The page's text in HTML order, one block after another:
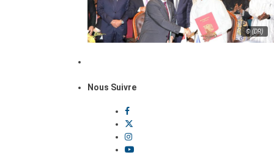
© (DR)
Nous Suivre